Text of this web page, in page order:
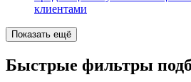
клиентами
Показать ещё
Быстрые фильтры